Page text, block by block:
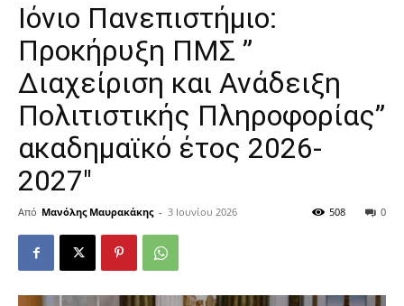
Ιόνιο Πανεπιστήμιο:
Προκήρυξη ΠMΣ ”
Διαχείριση και Ανάδειξη
Πολιτιστικής Πληροφορίας”
ακαδημαϊκό έτος 2026-
2027″
Από Μανόλης Μαυρακάκης - 3 Ιουνίου 2026 0
508